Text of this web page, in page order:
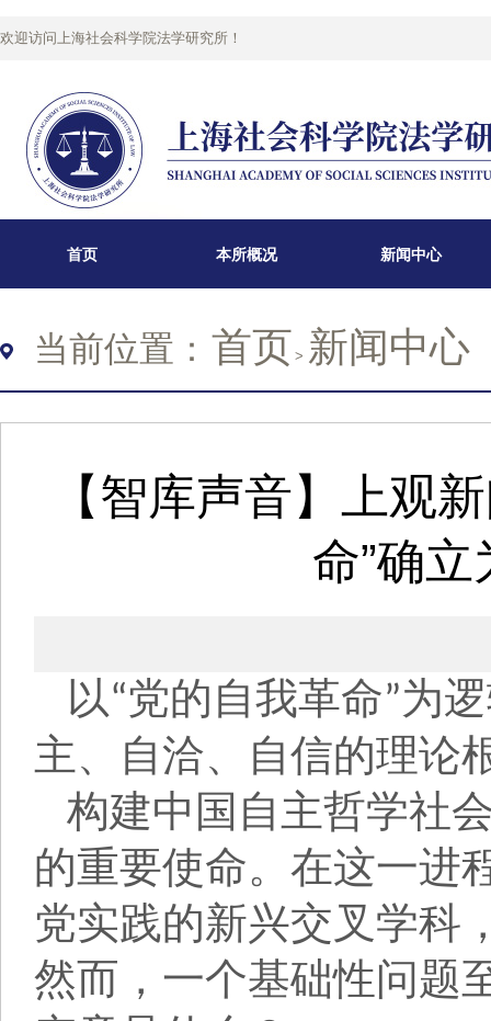
欢迎访问上海社会科学院法学研究所！
首页 本所概况 新闻中心
当前位置： 首页 > 新闻中心
【智库声音】上观
命”确
以“党的自我革命”为
主、自洽、自信的理论
构建中国自主哲学社
的重要使命。在这一进
党实践的新兴交叉学科
然而，一个基础性问题